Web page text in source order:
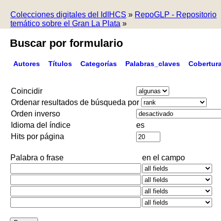
Colecciones digitales del IdIHCS » RepoGLP - Repositorio
temático sobre el Gran La Plata »
Buscar por formulario
Autores Títulos Categorías Palabras_claves
Coincidir
Ordenar resultados de búsqueda por
Orden inverso
Idioma del índice
es
Hits por página
Palabra o frase en el campo